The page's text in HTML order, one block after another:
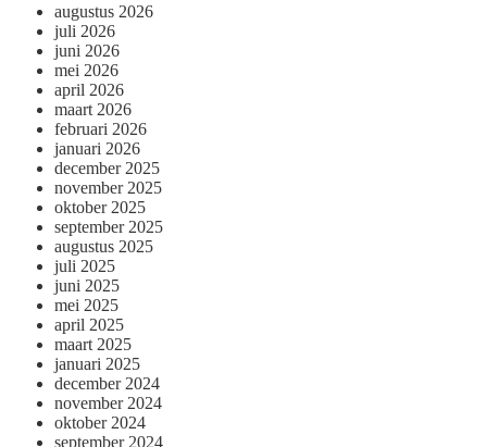
augustus 2026
juli 2026
juni 2026
mei 2026
april 2026
maart 2026
februari 2026
januari 2026
december 2025
november 2025
oktober 2025
september 2025
augustus 2025
juli 2025
juni 2025
mei 2025
april 2025
maart 2025
januari 2025
december 2024
november 2024
oktober 2024
september 2024